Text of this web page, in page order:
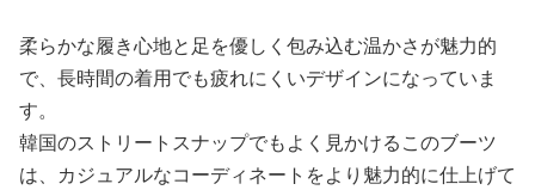
柔らかな履き心地と足を優しく包み込む温かさが魅力的
で、長時間の着用でも疲れにくいデザインになっていま
す。
韓国のストリートスナップでもよく見かけるこのブーツ
は、カジュアルなコーディネートをより魅力的に仕上げて